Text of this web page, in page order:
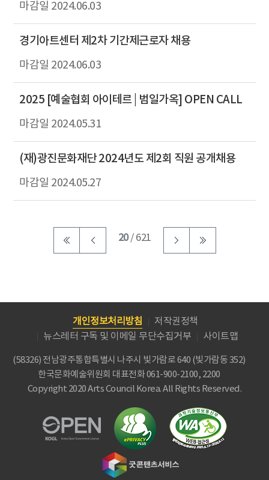
2024.06.03
경기아트센터 제2차 기간제근로자 채용
2024.06.03
2025 [예술협회 아이테르 | 범일가옥] OPEN CALL
2024.05.31
(재)광진문화재단 2024년도 제2회 직원 공개채용
2024.05.27
20/ 621
개인정보처리방침
저작권정책
뉴스레터 구독 및 이메일 무단수집거부
사이트맵
(58326) 전남광주통합특별시 나주시 빛가람로 640 (빛가람동 352)
한국문화예술위원회 대표전화 061-900-2100, 2200
Copyright 2020 Arts Council Korea. All Rights Reserved.